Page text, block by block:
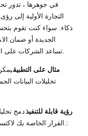
في جوهرها ، تدور
التجارة الأولية إلى
ذكاء. سواء كنت تقوم
الجديدة أو ضمان
تساعد الشركات على اتخاذ قرارات مستنيرة وقائمة على البيانات.
مثال على التطبيق
تحليلات البيانات
رؤية قابلة للتنفيذدمج
القرار الخاصة بك لاكتساب ميزة تنافسية في الأسواق العالمية.: